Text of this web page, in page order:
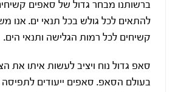
ברשותנו מבחר גדול של סאפים
להתאים לכל גולש בכל תנאי ים. אנו
קשיחים לכל רמות הגלישה ותנאי הים.
סאפ גדול נוח ויציב לעשות איתו את
בעולם הסאפ. סאפים ייעודים לתפיסה